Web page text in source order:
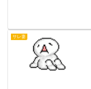
サレ妻